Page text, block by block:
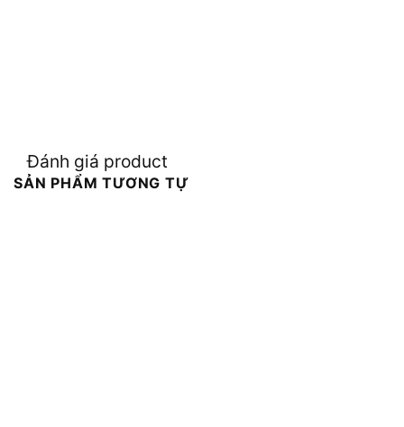
Đánh giá product
SẢN PHẨM TƯƠNG TỰ